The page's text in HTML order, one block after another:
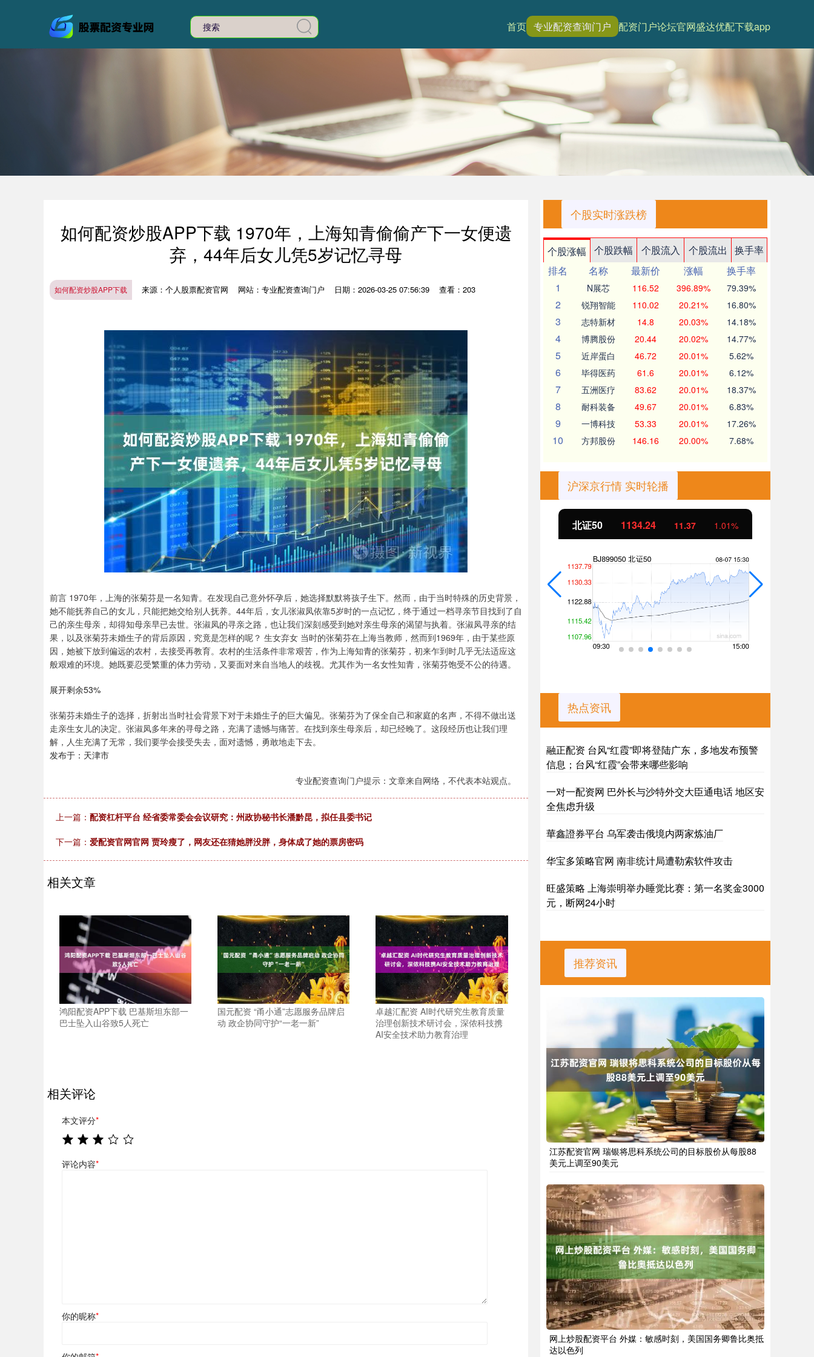
首页 专业配资查询门户 配资门户论坛官网盛达优配下载app
如何配资炒股APP下载 1970年，上海知青偷偷产下一女便遗
弃，44年后女儿凭5岁记忆寻母
如何配资炒股APP下载 来源：个人股票配资官网 网站：专业配资查询门户 日期：2026-03-25 07:56:39 查看：203
前言 1970年，上海的张菊芬是一名知青。在发现自己意外怀孕后，她选择默默将孩子生下。然而，由于当时特殊的历史背景，
她不能抚养自己的女儿，只能把她交给别人抚养。44年后，女儿张淑凤依靠5岁时的一点记忆，终于通过一档寻亲节目找到了自
己的亲生母亲，却得知母亲早已去世。张淑凤的寻亲之路，也让我们深刻感受到她对亲生母亲的渴望与执着。张淑凤寻亲的结
果，以及张菊芬未婚生子的背后原因，究竟是怎样的呢？ 生女弃女 当时的张菊芬在上海当教师，然而到1969年，由于某些原
因，她被下放到偏远的农村，去接受再教育。农村的生活条件非常艰苦，作为上海知青的张菊芬，初来乍到时几乎无法适应这
般艰难的环境。她既要忍受繁重的体力劳动，又要面对来自当地人的歧视。尤其作为一名女性知青，张菊芬饱受不公的待遇。
展开剩余53%
张菊芬未婚生子的选择，折射出当时社会背景下对于未婚生子的巨大偏见。张菊芬为了保全自己和家庭的名声，不得不做出送
走亲生女儿的决定。张淑凤多年来的寻母之路，充满了遗憾与痛苦。在找到亲生母亲后，却已经晚了。这段经历也让我们理
解，人生充满了无常，我们要学会接受失去，面对遗憾，勇敢地走下去。
发布于：天津市
专业配资查询门户提示：文章来自网络，不代表本站观点。
上一篇： 配资杠杆平台 经省委常委会会议研究：州政协秘书长潘黔昆，拟任县委书记
下一篇： 爱配资官网官网 贾玲瘦了，网友还在猜她胖没胖，身体成了她的票房密码
相关文章
鸿阳配资APP下载 巴基斯坦东部一
巴士坠入山谷致5人死亡
国元配资 “甬小通”志愿服务品牌启
动 政企协同守护“一老一新”
卓越汇配资 AI时代研究生教育质量
治理创新技术研讨会，深侬科技携
AI安全技术助力教育治理
相关评论
本文评分*
评论内容*
你的昵称*
个股实时涨跌榜
个股涨幅 个股跌幅 个股流入 个股流出
换手率
排名
名称 最新价 涨幅
换手率
1
N展芯 116.52 396.89% 79.39%
2 锐翔智能 110.02 20.21% 16.80%
3 志特新材 14.8 20.03% 14.18%
4 博腾股份 20.44 20.02% 14.77%
5 近岸蛋白 46.72 20.01% 5.62%
6 毕得医药 61.6 20.01% 6.12%
7 五洲医疗 83.62 20.01% 18.37%
8 耐科装备 49.67 20.01% 6.83%
9 一博科技 53.33 20.01% 17.26%
10 方邦股份 146.16 20.00% 7.68%
沪深京行情 实时轮播
深证成指 14311.01 200.89 1.42% 沪深300 4694.44 43.13 北证50 1134.24 11.37 1.01%
热点资讯
融正配资 台风“红霞”即将登陆广东，多地发布预警
信息；台风“红霞”会带来哪些影响
一对一配资网 巴外长与沙特外交大臣通电话 地区安
全焦虑升级
華鑫證券平台 乌军袭击俄境内两家炼油厂
华宝多策略官网 南非统计局遭勒索软件攻击
旺盛策略 上海崇明举办睡觉比赛：第一名奖金3000
元，断网24小时
推荐资讯
江苏配资官网 瑞银将思科系统公司的目标股价从每股88
美元上调至90美元
网上炒股配资平台 外媒：敏感时刻，美国国务卿鲁比奥抵
达以色列